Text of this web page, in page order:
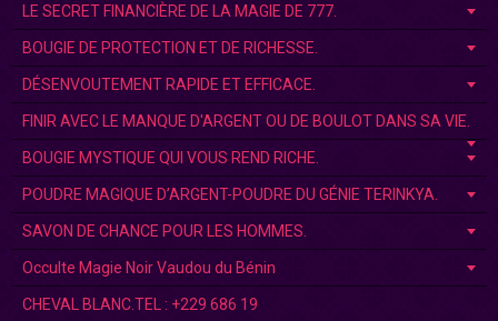
LE SECRET FINANCIÈRE DE LA MAGIE DE 777.
BOUGIE DE PROTECTION ET DE RICHESSE.
DÉSENVOUTEMENT RAPIDE ET EFFICACE.
FINIR AVEC LE MANQUE D'ARGENT OU DE BOULOT DANS SA VIE.
BOUGIE MYSTIQUE QUI VOUS REND RICHE.
POUDRE MAGIQUE D’ARGENT-POUDRE DU GÉNIE TERINKYA.
SAVON DE CHANCE POUR LES HOMMES.
Occulte Magie Noir Vaudou du Bénin
CHEVAL BLANC.TEL : +229 686 19